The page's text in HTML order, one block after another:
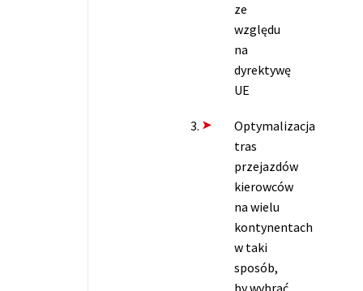
ze
względu
na
dyrektywę
UE
Optymalizacja
tras
przejazdów
kierowców
na wielu
kontynentach
w taki
sposób,